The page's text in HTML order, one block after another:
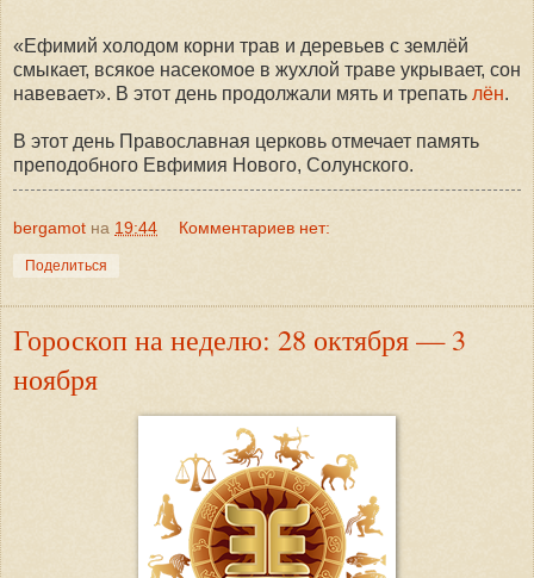
«Ефимий холодом корни трав и деревьев с землёй
смыкает, всякое насекомое в жухлой траве укрывает, сон
навевает». В этот день продолжали мять и трепать лён.
В этот день Православная церковь отмечает память
преподобного Евфимия Нового, Солунского.
bergamot на 19:44 Комментариев нет:
Поделиться
Гороскоп на неделю: 28 октября — 3
ноября